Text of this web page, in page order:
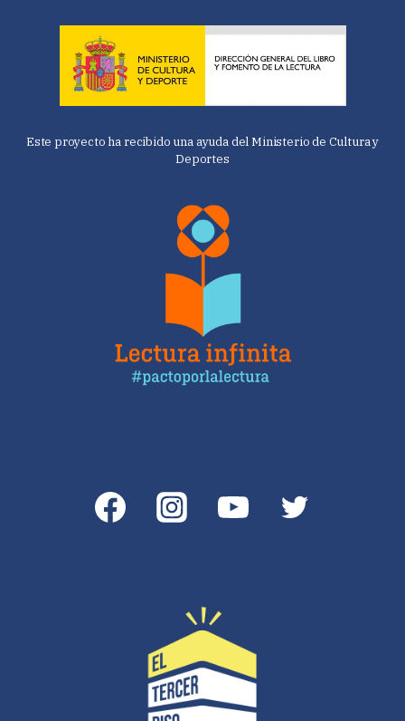
Este proyecto ha recibido una ayuda del Ministerio de Cultura y
Deportes